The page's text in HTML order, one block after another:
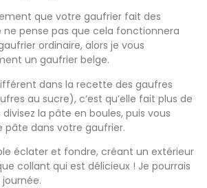
que votre gaufrier fait des
ne pense pas que cela fonctionnera
ordinaire, alors je vous
un gaufrier belge.
dans la recette des gaufres
au sucre), c’est qu’elle fait plus de
la pâte en boules, puis vous
pâte dans votre gaufrier.
éclater et fondre, créant un extérieur
collant qui est délicieux ! Je pourrais